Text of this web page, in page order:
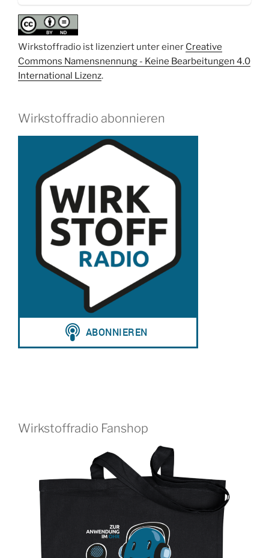
Wirkstoffradio ist lizenziert unter einer Creative
Commons Namensnennung - Keine Bearbeitungen 4.0
International Lizenz.
Wirkstoffradio abonnieren
Wirkstoffradio Fanshop